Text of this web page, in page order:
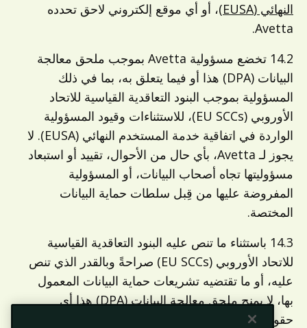
النهائي (EUSA)
، أو أي موقع إلكتروني لاحق تحدده
Avetta.
14.2 تخضع مسؤولية Avetta بموجب ملحق معالجة
البيانات (DPA) هذا أو فيما يتعلق به، بما في ذلك
المسؤولية بموجب البنود التعاقدية القياسية للاتحاد
الأوروبي (EU SCCs)، للاستثناءات وقيود المسؤولية
الواردة في اتفاقية خدمة المستخدم النهائي (EUSA). لا
يجوز لـ Avetta، بأي حال من الأحوال، تقييد أو استبعاد
مسؤوليتها تجاه أصحاب البيانات، أو المسؤولية
المفروضة عليها من قِبل سلطات حماية البيانات
المختصة.
14.3 باستثناء ما تنص عليه البنود التعاقدية القياسية
للاتحاد الأوروبي (EU SCCs) صراحةً وبالقدر الذي تنص
عليه، أو ما تقتضيه تشريعات حماية البيانات المعمول
بها، لا يمنح ملحق معالجة البيانات (DPA) هذا أي
حقوق لجهات خارجية مستفيدة؛ إذ إن الغرض منه هو